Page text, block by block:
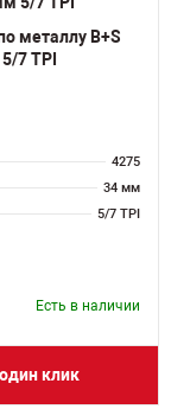
металлу B+S
7 TPI
4275
34 мм
5/7 TPI
Есть в наличии
клик